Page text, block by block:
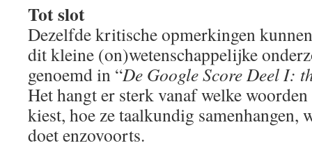
Tot slot
Dezelfde kritische opmerkingen
dit kleine (on)wetenschappelijke
genoemd in “De Google Score Deel I:
Het hangt er sterk vanaf welke
kiest, hoe ze taalkundig samenhangen,
doet enzovoorts.